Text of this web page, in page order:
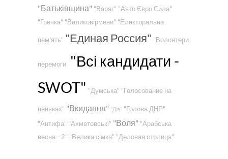
"Батьківщина" "Варяг" "Авто Євро Сила"
"Гречка" "Великовірмени" "Електоральна
пам'ять" "Единая Россия" "Волонтери
перемоги" "Всі кандидати -
SWOT" "Думська" "Голосование на
пеньках" "Вкидання" "Дія" "Голова ДНР"
"Антифа" "Ахметовські" "Воля" "Арабська
весна - 2" "Велика сімка" "Деловая столица"